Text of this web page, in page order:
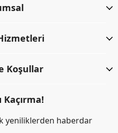
Koşullar
Kaçırma!
yeniliklerden haberdar